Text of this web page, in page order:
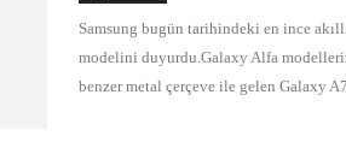
Samsung bugün tarihindeki en ince
modelini duyurdu.Galaxy Alfa
benzer metal çerçeve ile gelen Galaxy